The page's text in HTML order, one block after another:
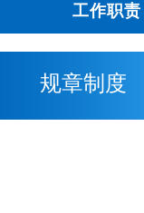
工作职责
规章制度